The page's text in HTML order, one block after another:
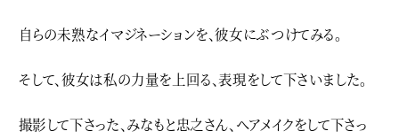
自らの未熟なイマジネーションを、彼女にぶつけてみる。
そして、彼女は私の力量を上回る、表現をして下さいました。
撮影して下さった、みなもと忠之さん、ヘアメイクをして下さっ